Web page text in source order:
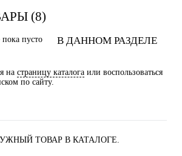
(8)
В ДАННОМ РАЗДЕЛЕ
на страницу каталога или воспользоваться
по сайту.
ТОВАР В КАТАЛОГЕ.